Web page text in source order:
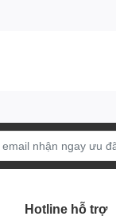
Hotline hỗ trợ